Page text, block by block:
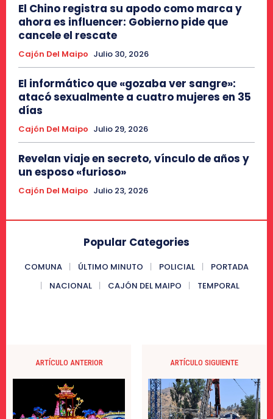
El Chino registra su apodo como marca y
ahora es influencer: Gobierno pide que
cancele el rescate
Cajón Del Maipo Julio 30, 2026
El informático que «gozaba ver sangre»:
atacó sexualmente a cuatro mujeres en 35
días
Cajón Del Maipo Julio 29, 2026
Revelan viaje en secreto, vínculo de años y
un esposo «furioso»
Cajón Del Maipo Julio 23, 2026
Popular Categories
COMUNA ÚLTIMO MINUTO POLICIAL
PORTADA
NACIONAL
CAJÓN DEL MAIPO TEMPORAL
ARTÍCULO ANTERIOR ARTÍCULO SIGUIENTE